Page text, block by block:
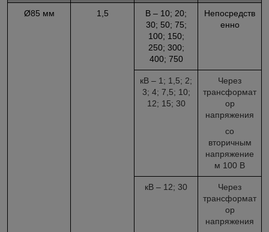
Ø85 мм 1,5
В – 10; 20;
30; 50; 75;
100; 150;
250; 300;
400; 750
Непосредств
енно
кВ – 1; 1,5; 2;
3; 4; 7,5; 10;
12; 15; 30
Через
трансформат
ор
напряжения
со
вторичным
напряжение
м 100 В
кВ – 12; 30
Через
трансформат
ор
напряжения